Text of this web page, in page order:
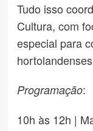
Tudo isso
Cultura, com
especial para
Programação:
10h às 12h |